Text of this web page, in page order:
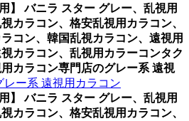
】 バニラ スター グレー、乱視用
カラコン、格安乱視用カラコン、
コン、韓国乱視カラコン、遠視用
カラコン、乱視用カラーコンタク
用カラコン専門店のグレー系 遠視
レー系 遠視用カラコン
】 バニラ スター グレー、乱視用
カラコン、格安乱視用カラコン、